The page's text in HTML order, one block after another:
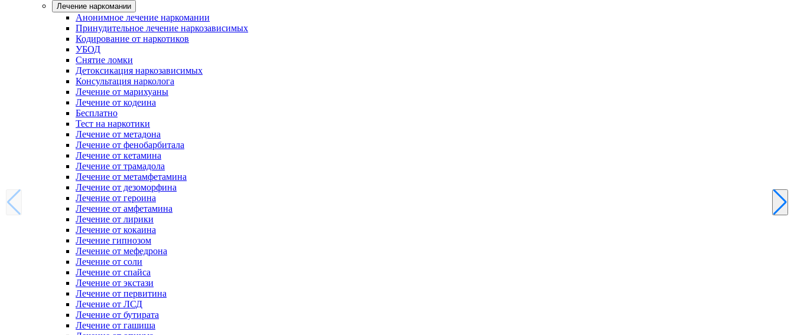
Лечение наркомании
Анонимное лечение наркомании
Принудительное лечение наркозависимых
Кодирование от наркотиков
УБОД
Снятие ломки
Детоксикация наркозависимых
Консультация нарколога
Лечение от марихуаны
Лечение от кодеина
Бесплатно
Тест на наркотики
Лечение от метадона
Лечение от фенобарбитала
Лечение от кетамина
Лечение от трамадола
Лечение от метамфетамина
Лечение от дезоморфина
Лечение от героина
Лечение от амфетамина
Лечение от лирики
Лечение от кокаина
Лечение гипнозом
Лечение от мефедрона
Лечение от соли
Лечение от спайса
Лечение от экстази
Лечение от первитина
Лечение от ЛСД
Лечение от бутирата
Лечение от гашиша